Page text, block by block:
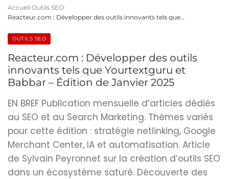
Accueil Outils SEO
Reacteur.com : Développer des outils innovants tels que…
OUTILS SEO
Reacteur.com : Développer des outils
innovants tels que Yourtextguru et
Babbar – Édition de Janvier 2025
EN BREF Publication mensuelle d’articles dédiés
au SEO et au Search Marketing. Thèmes variés
pour cette édition : stratégie netlinking, Google
Merchant Center, IA et automatisation. Article
de Sylvain Peyronnet sur la création d’outils SEO
dans un écosystème saturé. Découverte des